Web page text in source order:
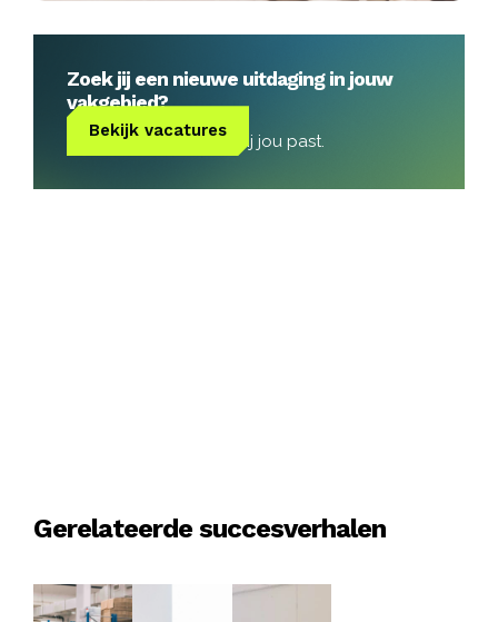
Zoek jij een nieuwe uitdaging in jouw
vakgebied?
Vind de vacature die bij jou past.
Bekijk vacatures
Gerelateerde succesverhalen